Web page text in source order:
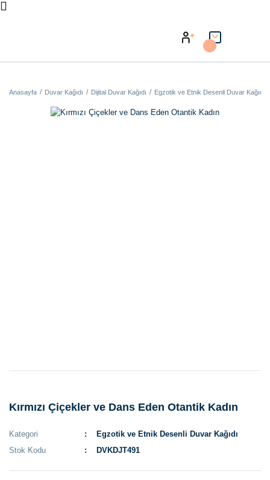
Anasayfa Duvar Kağıdı Dijital Duvar Kağıdı Egzotik ve Etnik Desenli Duvar Kağıdı
Kırmızı Çiçekler ve Dans Eden Otantik Kadın
Kategori
Egzotik ve Etnik Desenli Duvar Kağıdı
Stok Kodu
DVKDJT491